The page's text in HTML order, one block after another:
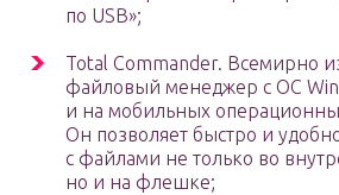
по USB»;
Total Commander. Всемирно
файловый менеджер с ОС
и на мобильных
Он позволяет быстро и
с файлами не только во
но и на флешке;